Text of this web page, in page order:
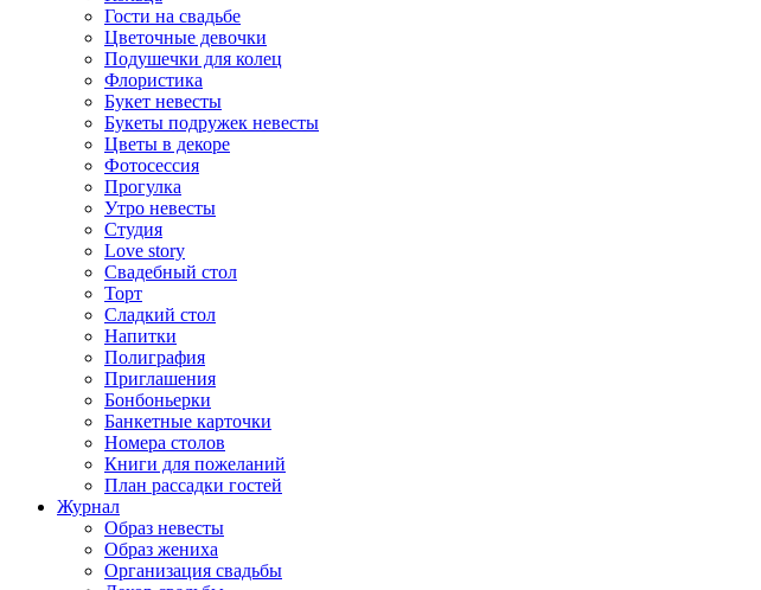
Гости на свадьбе
Цветочные девочки
Подушечки для колец
Флористика
Букет невесты
Букеты подружек невесты
Цветы в декоре
Фотосессия
Прогулка
Утро невесты
Студия
Love story
Свадебный стол
Торт
Сладкий стол
Напитки
Полиграфия
Приглашения
Бонбоньерки
Банкетные карточки
Номера столов
Книги для пожеланий
План рассадки гостей
Журнал
Образ невесты
Образ жениха
Организация свадьбы